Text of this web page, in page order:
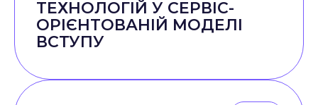
ТЕХНОЛОГІЙ У СЕРВІС-
ОРІЄНТОВАНІЙ МОДЕЛІ
ВСТУПУ